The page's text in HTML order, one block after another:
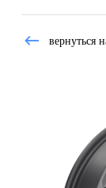
вернуться